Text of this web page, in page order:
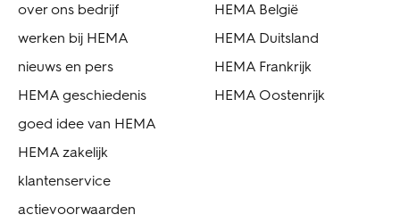
over ons bedrijf
werken bij HEMA
nieuws en pers
HEMA geschiedenis
goed idee van HEMA
HEMA zakelijk
klantenservice
actievoorwaarden
HEMA België
HEMA Duitsland
HEMA Frankrijk
HEMA Oostenrijk